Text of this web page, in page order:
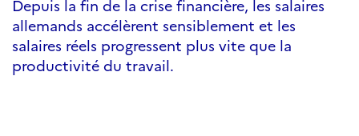
Depuis la fin de la crise financière, les salaires
allemands accélèrent sensiblement et les
salaires réels progressent plus vite que la
productivité du travail.